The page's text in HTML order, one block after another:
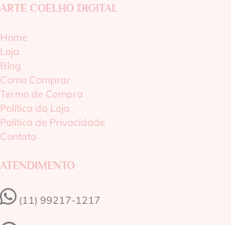
ARTE COELHO DIGITAL
Home
Loja
Blog
Como Comprar
Termo de Compra
Política da Loja
Política de Privacidade
Contato
ATENDIMENTO
(11) 99217-1217‬